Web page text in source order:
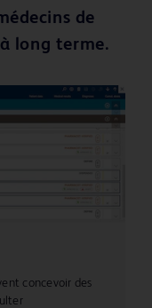
de
long terme.
concevoir des